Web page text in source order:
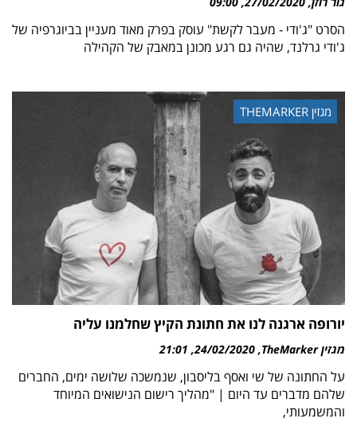
הסרט "ג'ודי - מעבר לקשת" עוסק בפרק מאוד מעניין בביוגרפיה של
ג'ודי גרלנד, שהיה גם רגע מכונן במאבק של הקהילה
מגזין THEMARKER
יורופה ארגנה לנו את חתונת הקיץ שחלמנו עליה
מגזין TheMarker 24/02/2020
21:01
על החתונה של שי ואסף בליסבון, שנמשכה שלושה ימים, החברים
שלהם מדברים עד היום | "מהליך רישום הנישואים המיוחד
והמשמעותי,